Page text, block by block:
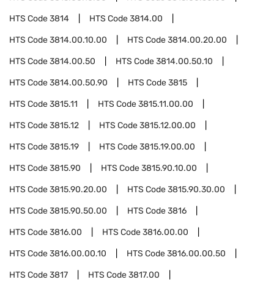
HTS Code3814 HTS Code3814.00
HTS Code3814.00.10.00 HTS Code3814.00.20.00
HTS Code3814.00.50 HTS Code3814.00.50.10
HTS Code3814.00.50.90 HTS Code3815
HTS Code3815.11 HTS Code3815.11.00.00
HTS Code3815.12 HTS Code3815.12.00.00
HTS Code3815.19 HTS Code3815.19.00.00
HTS Code3815.90 HTS Code3815.90.10.00
HTS Code3815.90.20.00 HTS Code3815.90.30.00
HTS Code3815.90.50.00 HTS Code3816
HTS Code3816.00 HTS Code3816.00.00
HTS Code3816.00.00.10 HTS Code3816.00.00.50
HTS Code3817 HTS Code3817.00